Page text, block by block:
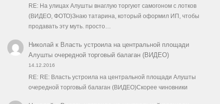
RE: На улицах Алушты внаглую торгуют самогоном с лотков
(ВИДЕО, ФОТО)Знаю татарина, который оформил ИП, чтобы
продавать эту муть. просто…
Николайк Власть устроила на центральной площади
Алушты очередной торговый балаган (ВИДЕО)
14.12.2016
RE: RE: Власть устроила на центральной площади Алушты
очередной торговый балаган (ВИДЕО)Скорее чиновники